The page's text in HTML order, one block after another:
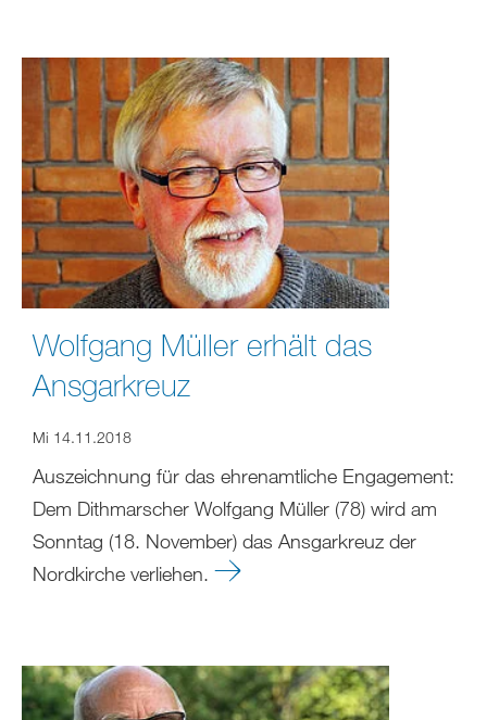
Wolfgang Müller erhält das
Ansgarkreuz
Mi 14.11.2018
Auszeichnung für das ehrenamtliche Engagement:
Dem Dithmarscher Wolfgang Müller (78) wird am
Sonntag (18. November) das Ansgarkreuz der
Nordkirche verliehen.